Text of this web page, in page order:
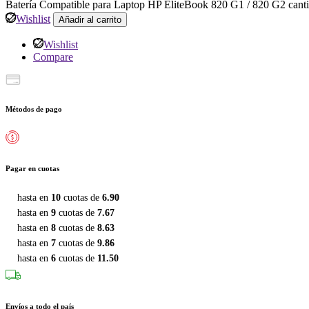
Batería Compatible para Laptop HP EliteBook 820 G1 / 820 G2
Wishlist
Añadir al carrito
Wishlist
Compare
Métodos de pago
Pagar en cuotas
hasta en 10 cuotas de 6.90
hasta en 9 cuotas de 7.67
hasta en 8 cuotas de 8.63
hasta en 7 cuotas de 9.86
hasta en 6 cuotas de 11.50
Envíos a todo el país